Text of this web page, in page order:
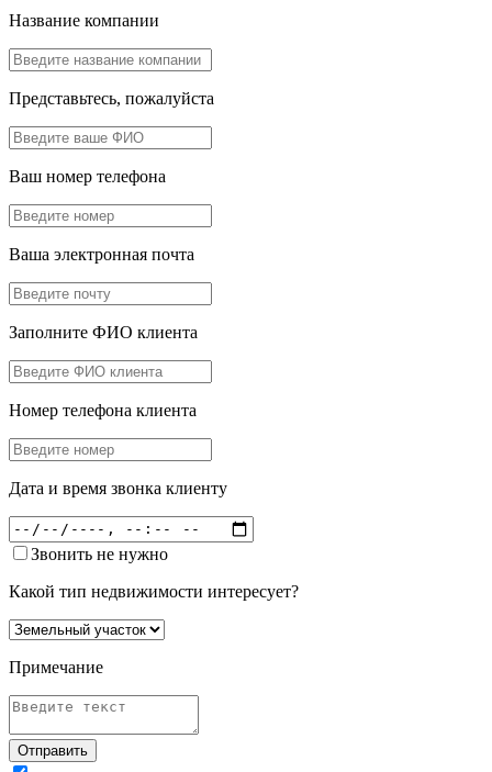
Название компании
Представьтесь, пожалуйста
Ваш номер телефона
Ваша электронная почта
Заполните ФИО клиента
Номер телефона клиента
Дата и время звонка клиенту
Звонить не нужно
Какой тип недвижимости интересует?
Примечание
Отправить